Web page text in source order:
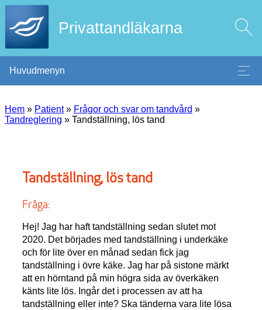
Privattandläkarna
Huvudmenyn
Hem » Patient» Frågor och svar om tandvård »
Tandreglering » Tandställning, lös tand
Tandställning, lös tand
Fråga:
Hej! Jag har haft tandställning sedan slutet mot
2020. Det börjades med tandställning i underkäke
och för lite över en månad sedan fick jag
tandställning i övre käke. Jag har på sistone märkt
att en hörntand på min högra sida av överkäken
känts lite lös. Ingår det i processen av att ha
tandställning eller inte? Ska tänderna vara lite lösa